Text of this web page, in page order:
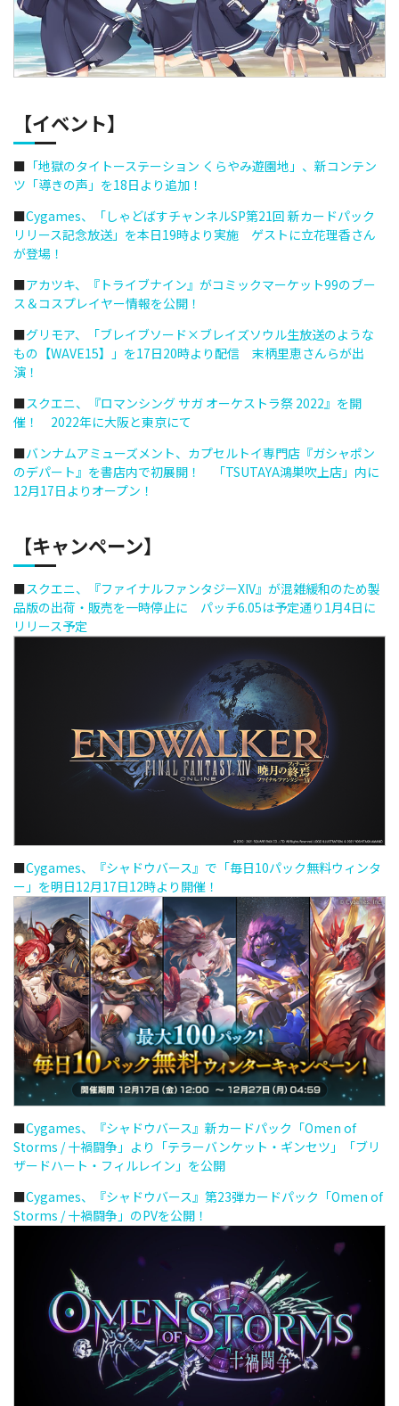
【イベント】
■ 「地獄のタイトーステーション くらやみ遊園地」、新コンテン
ツ「導きの声」を18日より追加！
■Cygames、「しゃどばすチャンネルSP第21回 新カードパック
リリース記念放送」を本日19時より実施 ゲストに立花理香さん
が登場！
■アカツキ、『トライブナイン』がコミックマーケット99のブー
ス＆コスプレイヤー情報を公開！
■グリモア、「ブレイブソード×ブレイズソウル生放送のような
もの【WAVE15】」を17日20時より配信 末柄里恵さんらが出
演！
■スクエニ、『ロマンシング サガ オーケストラ祭 2022』を開
催！ 2022年に大阪と東京にて
■バンナムアミューズメント、カプセルトイ専門店『ガシャポン
のデパート』を書店内で初展開！ 「TSUTAYA鴻巣吹上店」内に
12月17日よりオープン！
【キャンペーン】
■スクエニ、『ファイナルファンタジーXIV』が混雑緩和のため製
品版の出荷・販売を一時停止に パッチ6.05は予定通り1月4日に
リリース予定
■Cygames、『シャドウバース』で「毎日10パック無料ウィンタ
ー」を明日12月17日12時より開催！
■Cygames、『シャドウバース』新カードパック「Omen of
Storms / 十禍闘争」より「テラーバンケット・ギンセツ」「ブリ
ザードハート・フィルレイン」を公開
■Cygames、『シャドウバース』第23弾カードパック「Omen of
Storms / 十禍闘争」のPVを公開！